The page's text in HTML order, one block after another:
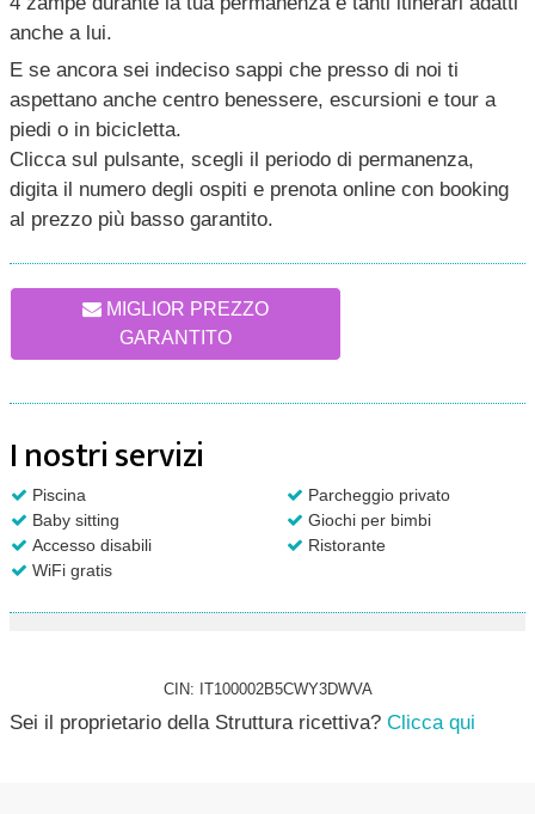
anche a lui.
E se ancora sei indeciso sappi che presso di noi ti
aspettano anche centro benessere, escursioni e tour a
piedi o in bicicletta.
Clicca sul pulsante, scegli il periodo di permanenza,
digita il numero degli ospiti e prenota online con booking
al prezzo più basso garantito.
MIGLIOR PREZZO
GARANTITO
I nostri servizi
Piscina
Parcheggio privato
Baby sitting
Giochi per bimbi
Accesso disabili
Ristorante
WiFi gratis
CIN: IT100002B5CWY3DWVA
Sei il proprietario della Struttura ricettiva? Clicca qui